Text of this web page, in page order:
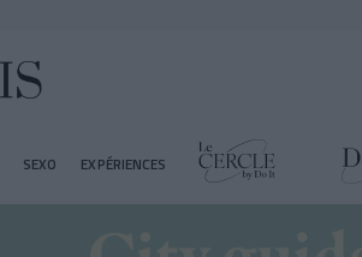
SEXO EXPÉRIENCES